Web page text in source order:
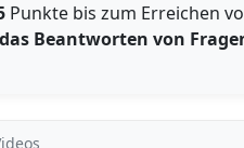
Punkte bis zum Erreichen
das Beantworten von